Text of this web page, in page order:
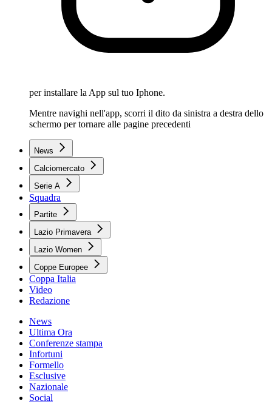
per installare la App sul tuo Iphone.
Mentre navighi nell'app, scorri il dito da sinistra a destra dello
schermo per tornare alle pagine precedenti
News
Calciomercato
Serie A
Squadra
Partite
Lazio Primavera
Lazio Women
Coppe Europee
Coppa Italia
Video
Redazione
News
Ultima Ora
Conferenze stampa
Infortuni
Formello
Esclusive
Nazionale
Social